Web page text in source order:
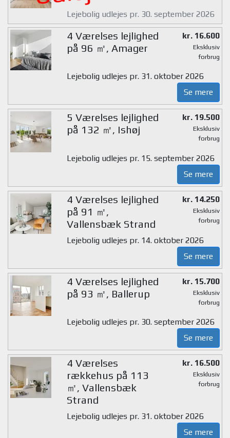
Lejebolig udlejes pr. 30. september 2026
4 Værelses lejlighed
på 96 ㎡, Amager
kr. 16.600
Eksklusiv
forbrug
Lejebolig udlejes pr. 31. oktober 2026
Se mere
5 Værelses lejlighed
på 132 ㎡, Ishøj
kr. 19.500
Eksklusiv
forbrug
Lejebolig udlejes pr. 15. september 2026
Se mere
4 Værelses lejlighed
på 91 ㎡,
Vallensbæk Strand
kr. 14.250
Eksklusiv
forbrug
Lejebolig udlejes pr. 14. oktober 2026
Se mere
4 Værelses lejlighed
på 93 ㎡, Ballerup
kr. 15.700
Eksklusiv
forbrug
Lejebolig udlejes pr. 30. september 2026
Se mere
4 Værelses
rækkehus på 113
㎡, Vallensbæk
Strand
kr. 16.500
Eksklusiv
forbrug
Lejebolig udlejes pr. 31. oktober 2026
Se mere